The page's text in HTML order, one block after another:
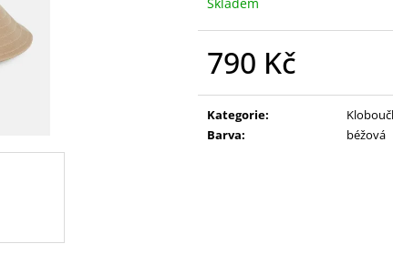
790 Kč
Kategorie:
Barva: béžová